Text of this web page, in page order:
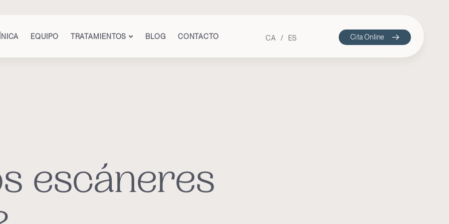
EQUIPO TRATAMIENTOS BLOG CONTACTO CA ES Cita Online
escáneres